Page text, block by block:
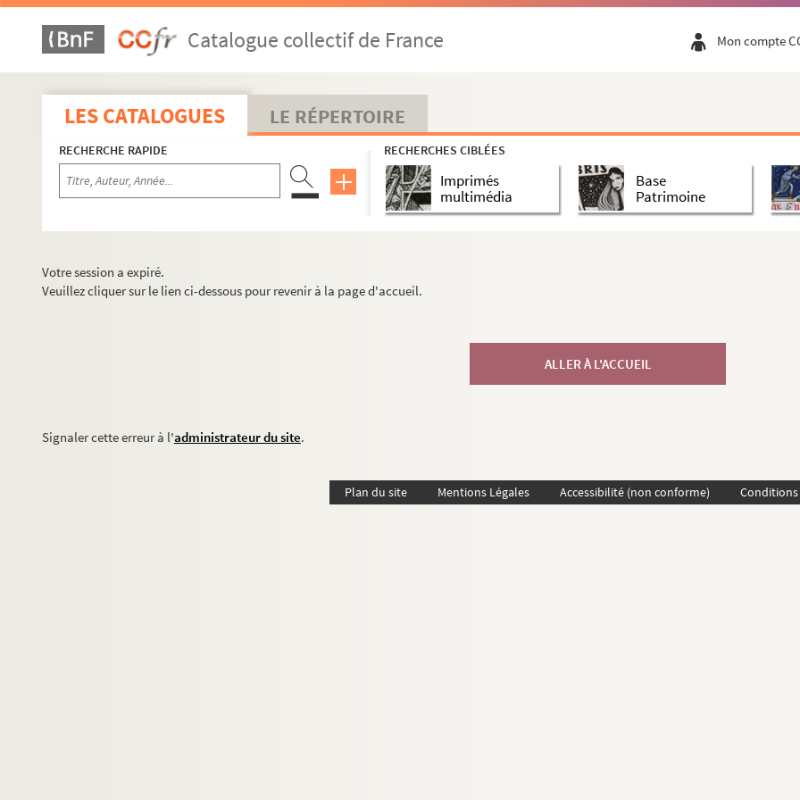
Catalogue collectif de France Mon compte
LES CATALOGUES LE RÉPERTOIRE
RECHERCHE RAPIDE RECHERCHES CIBLÉES
Imprimés
multimédia
Base
Patrimoine
Votre session a expiré.
Veuillez cliquer sur le lien ci-dessous pour revenir à la page d'accueil.
ALLER À L'ACCUEIL
Signaler cette erreur à l'administrateur du site.
Plan du site Mentions Légales Accessibilité (non conforme)